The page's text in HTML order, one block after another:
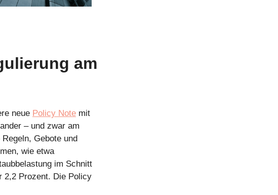
am
neue Policy Note mit
– und zwar am
Gebote und
wie etwa
im Schnitt
2,2 Prozent. Die Policy